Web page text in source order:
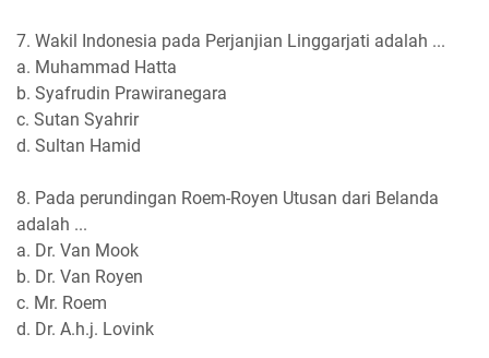
7. Wakil Indonesia pada Perjanjian Linggarjati adalah ...
a. Muhammad Hatta
b. Syafrudin Prawiranegara
c. Sutan Syahrir
d. Sultan Hamid
8. Pada perundingan Roem-Royen Utusan dari Belanda
adalah ...
a. Dr. Van Mook
b. Dr. Van Royen
c. Mr. Roem
d. Dr. A.h.j. Lovink